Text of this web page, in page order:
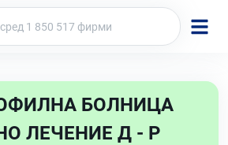
БОЛНИЦА
ЛЕЧЕНИЕ Д - Р